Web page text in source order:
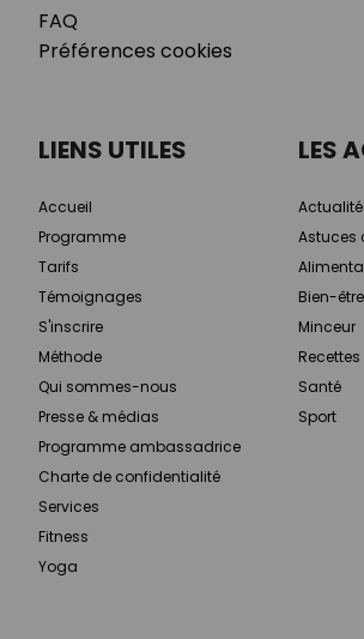
FAQ
Préférences cookies
LIENS UTILES
Accueil
Programme
Tarifs
Témoignages
S'inscrire
Méthode
Qui sommes-nous
Presse & médias
Programme ambassadrice
Charte de confidentialité
Services
Fitness
Yoga
LES
Astuces
Bien-être
Minceur
Recettes
Santé
Sport